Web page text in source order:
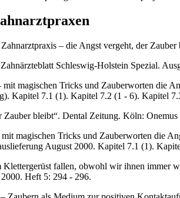
– die Angst vergeht, der
Schleswig-Holstein Spezial.
magischen Tricks und Zauberworten die
Kapitel 7.1 (1). Kapitel 7.2 (1 - 6). Kapitel
bleibt“. Dental Zeitung. Köln:
magischen Tricks und Zauberworten die
August 2000. Kapitel 7.1 (1).
fallen, obwohl wir ihnen immer
Heft 5: 294 - 296.